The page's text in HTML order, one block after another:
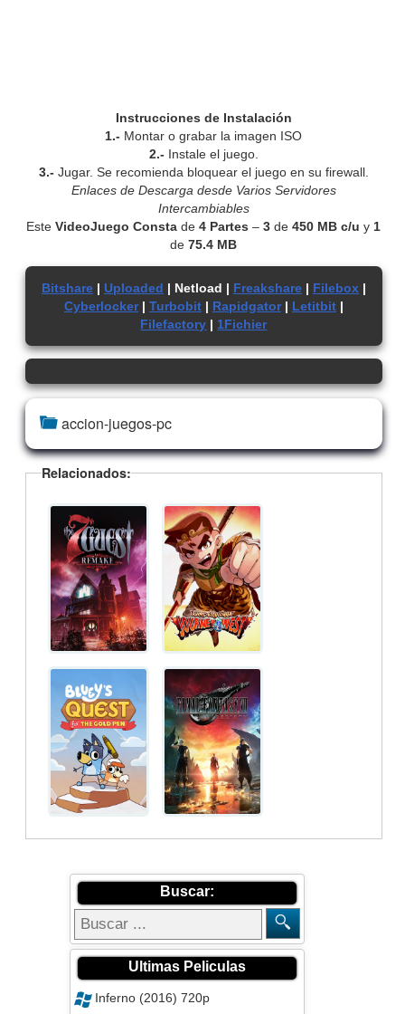
Instrucciones de Instalación
1.- Montar o grabar la imagen ISO
2.- Instale el juego.
3.- Jugar. Se recomienda bloquear el juego en su firewall.
Enlaces de Descarga desde Varios Servidores
Intercambiables
EsteVideoJuego Consta de4 Partes –3 de450 MB c/u y 1
de75.4 MB
Bitshare| Uploaded | Netload | Freakshare| Filebox|
Cyberlocker| Turbobit| Rapidgator| Letitbit|
Filefactory | 1Fichier
accion-juegos-pc
Relacionados:
Buscar:
Ultimas Peliculas
Inferno (2016) 720p